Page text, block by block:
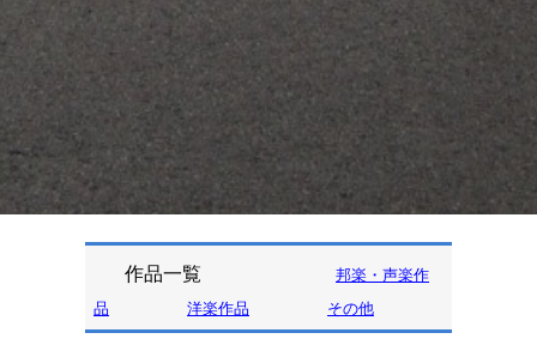
作品一覧 邦楽・声楽作
品
洋楽作品 その他